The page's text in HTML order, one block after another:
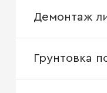
Демонтаж
Грунтовка